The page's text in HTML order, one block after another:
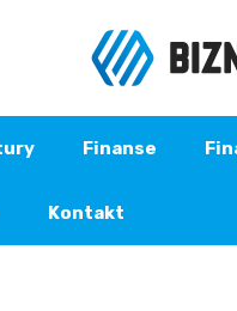
Finanse
Kontakt